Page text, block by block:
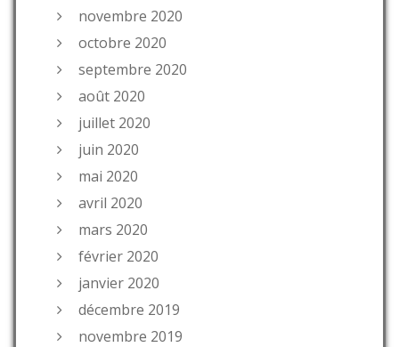
novembre 2020
octobre 2020
septembre 2020
août 2020
juillet 2020
juin 2020
mai 2020
avril 2020
mars 2020
février 2020
janvier 2020
décembre 2019
novembre 2019